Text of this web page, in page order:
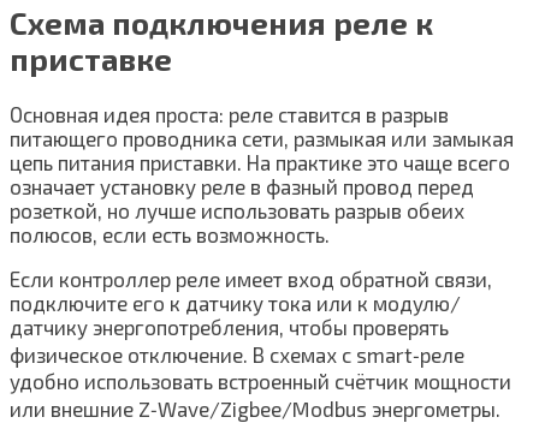
Схема подключения реле к
приставке
Основная идея проста: реле ставится в разрыв
питающего проводника сети, размыкая или замыкая
цепь питания приставки. На практике это чаще всего
означает установку реле в фазный провод перед
розеткой, но лучше использовать разрыв обеих
полюсов, если есть возможность.
Если контроллер реле имеет вход обратной связи,
подключите его к датчику тока или к модулю/
датчику энергопотребления, чтобы проверять
физическое отключение. В схемах с smart‑реле
удобно использовать встроенный счётчик мощности
или внешние Z‑Wave/Zigbee/Modbus энергометры.